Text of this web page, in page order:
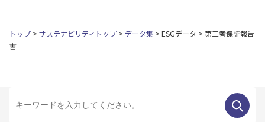
トップ サステナビリティトップ データ集 ESGデータ
第三者保証報告
書